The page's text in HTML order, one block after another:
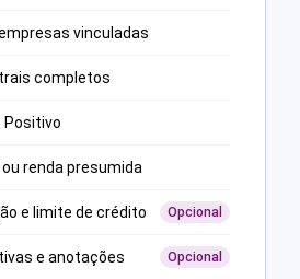
vinculadas
completos
Positivo
renda presumida
e limite de crédito Opcional
e anotações Opcional